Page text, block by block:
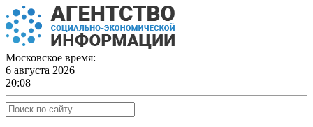
Skip
to
content
Московское время:
6 августа 2026
20:08